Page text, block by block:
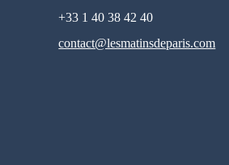
+33 1 40 38 42 40
contact@lesmatinsdeparis.com
Contact